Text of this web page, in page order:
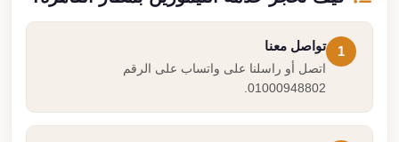
1
تواصل معنا
اتصل أو راسلنا على واتساب على الرقم
01000948802.